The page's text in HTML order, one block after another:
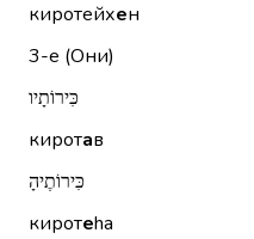
киротейхен
3-е (Они)
כִּירוֹתָיו
киротав
כִּירוֹתֶיהָ
киротеhа